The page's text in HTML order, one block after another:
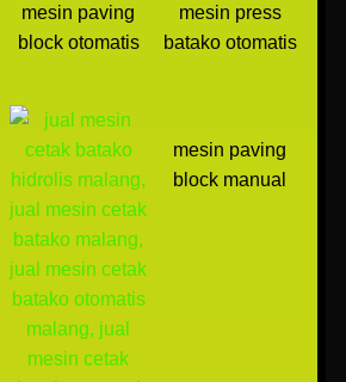
mesin paving
block otomatis
mesin press
batako otomatis
mesin paving
block manual